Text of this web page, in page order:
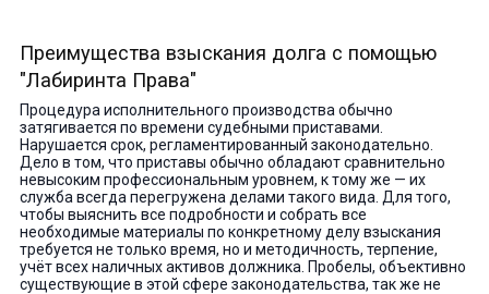
Преимущества взыскания долга с помощью
"Лабиринта Права"
Процедура исполнительного производства обычно
затягивается по времени судебными приставами.
Нарушается срок, регламентированный законодательно.
Дело в том, что приставы обычно обладают сравнительно
невысоким профессиональным уровнем, к тому же — их
служба всегда перегружена делами такого вида. Для того,
чтобы выяснить все подробности и собрать все
необходимые материалы по конкретному делу взыскания
требуется не только время, но и методичность, терпение,
учёт всех наличных активов должника. Пробелы, объективно
существующие в этой сфере законодательства, так же не